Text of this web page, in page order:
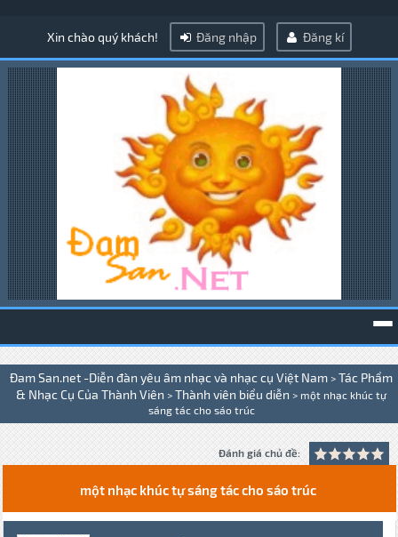
Xin chào quý khách! Đăng nhập Đăng kí
Đam San.net -Diễn đàn yêu âm nhạc và nhạc cụ Việt Nam > Tác Phẩm
& Nhạc Cụ Của Thành Viên > Thành viên biểu diễn > một nhạc khúc tự
sáng tác cho sáo trúc
Đánh giá chủ đề:
một nhạc khúc tự sáng tác cho sáo trúc